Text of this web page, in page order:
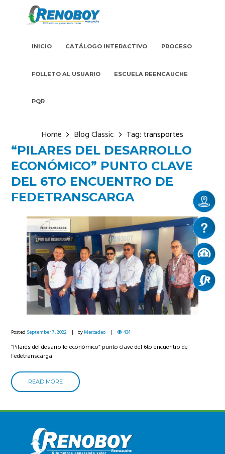
INICIO CATÁLOGO INTERACTIVO PROCESO
FOLLETO AL USUARIO ESCUELA REENCAUCHE
PQR
Home Blog Classic Tag: transportes
“PILARES DEL DESARROLLO
ECONÓMICO” PUNTO CLAVE
DEL 6TO ENCUENTRO DE
FEDETRANSCARGA
Posted September 7, 2022 byMercadeo 434
“Pilares del desarrollo económico” punto clave del 6to encuentro de
Fedetranscarga
READ MORE